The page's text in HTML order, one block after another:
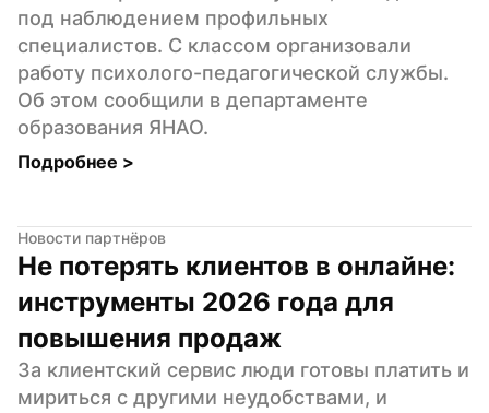
под наблюдением профильных
специалистов. С классом организовали
работу психолого-педагогической службы.
Об этом сообщили в департаменте
образования ЯНАО.
Подробнее >
Новости партнёров
Не потерять клиентов в онлайне:
инструменты 2026 года для
повышения продаж
За клиентский сервис люди готовы платить и
мириться с другими неудобствами, и